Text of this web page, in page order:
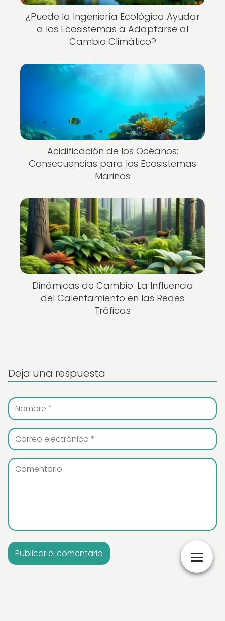
¿Puede la Ingeniería Ecológica Ayudar
a los Ecosistemas a Adaptarse al
Cambio Climático?
Acidificación de los Océanos:
Consecuencias para los Ecosistemas
Marinos
Dinámicas de Cambio: La Influencia
del Calentamiento en las Redes
Tróficas
Deja una respuesta